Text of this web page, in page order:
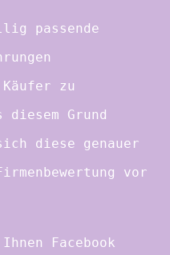
passende
zu
Grund
diese genauer
vor
Facebook